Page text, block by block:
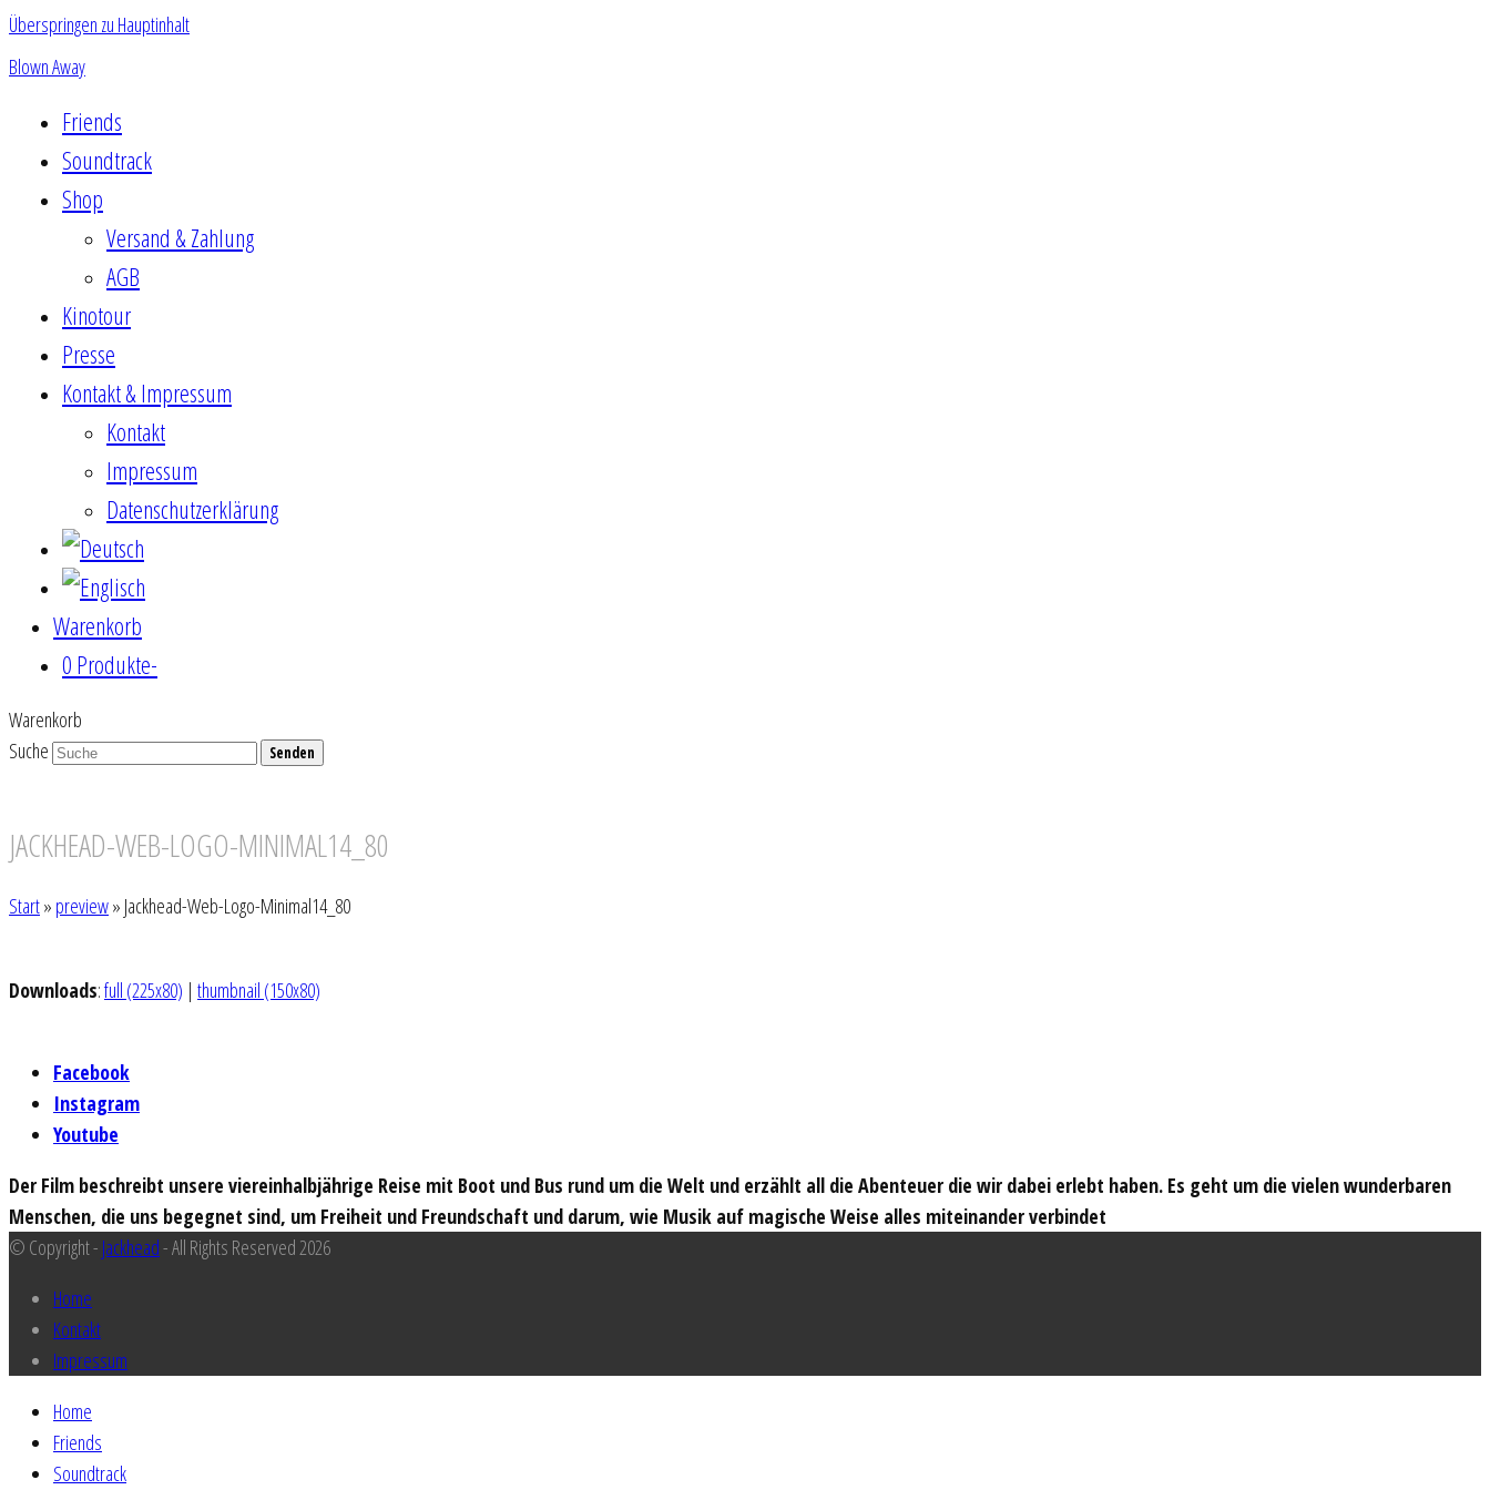
Überspringen zu Hauptinhalt
Blown Away
Friends
Soundtrack
Shop
Versand & Zahlung
AGB
Kinotour
Presse
Kontakt & Impressum
Kontakt
Impressum
Datenschutzerklärung
Warenkorb
0 Produkte-
Warenkorb
Suche
Senden
JACKHEAD-WEB-LOGO-MINIMAL14_80
Start» preview» Jackhead-Web-Logo-Minimal14_80
Downloads:full (225x80) | thumbnail (150x80)
Facebook
Instagram
Youtube
Der Film beschreibt unsere viereinhalbjährige Reise mit Boot und Bus rund um die Welt und erzählt all die Abenteuer die wir dabei erlebt haben. Es geht um die vielen wunderbaren
Menschen, die uns begegnet sind, um Freiheit und Freundschaft und darum, wie Musik auf magische Weise alles miteinander verbindet
© Copyright - Jackhead- All Rights Reserved 2026
Home
Kontakt
Impressum
Home
Friends
Soundtrack